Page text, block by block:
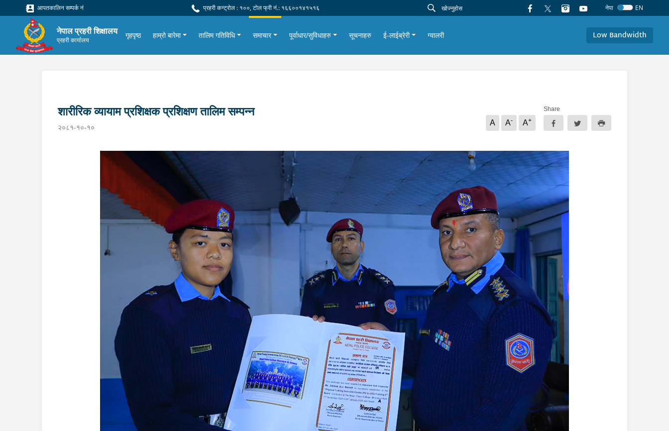
आपतकालिन सम्पर्क नं प्रहरी कन्ट्रोल : १००, टोल फ्री नं.: १६६००१४१५१६ नेपा EN
नेपाल प्रहरी शिक्षालय
प्रहरी कार्यालय
गृहपृष्ठ हाम्रो बारेमा तालिम गतिविधि समाचार पूर्वाधार/सुविधाहरु सूचनाहरु ई-लाईब्रेरी ग्यालरी Low Bandwidth
शारीरिक व्यायाम प्रशिक्षक प्रशिक्षण तालिम सम्पन्न
२०८१-१०-१०
A A- A+
Share